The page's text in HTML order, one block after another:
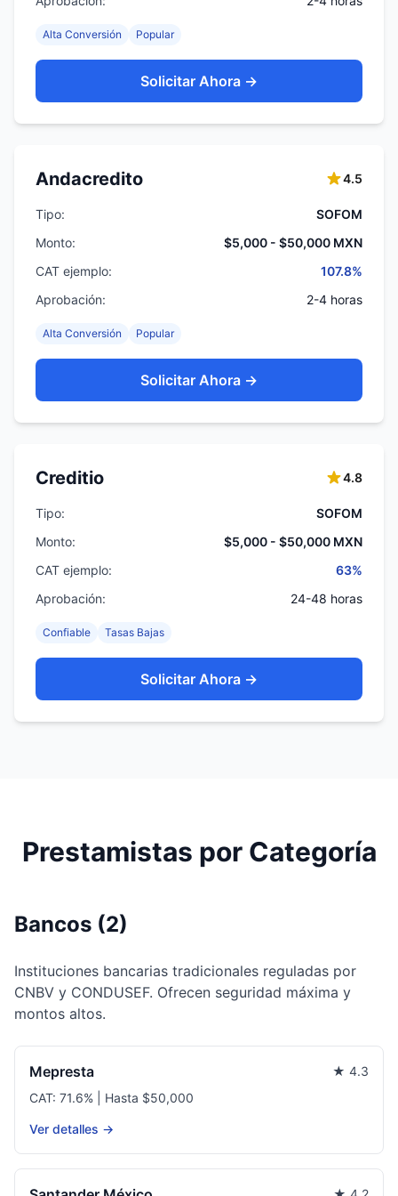
Alta Conversión Popular
Solicitar Ahora →
Andacredito 4.5
Tipo:
SOFOM
Monto:
$5,000 - $50,000 MXN
CAT ejemplo:
107.8%
Aprobación:
2-4 horas
Alta Conversión Popular
Solicitar Ahora →
Creditio 4.8
Tipo:
SOFOM
Monto:
$5,000 - $50,000 MXN
CAT ejemplo:
63%
Aprobación:
24-48 horas
Confiable Tasas Bajas
Solicitar Ahora →
Prestamistas por Categoría
Bancos (2)
Instituciones bancarias tradicionales reguladas por
CNBV y CONDUSEF. Ofrecen seguridad máxima y
montos altos.
Mepresta
★ 4.3
CAT: 71.6% | Hasta $50,000
Ver detalles →